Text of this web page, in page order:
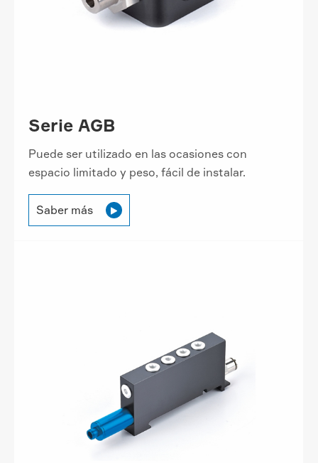
Serie AGB
Puede ser utilizado en las ocasiones con
espacio limitado y peso, fácil de instalar.
Saber más 